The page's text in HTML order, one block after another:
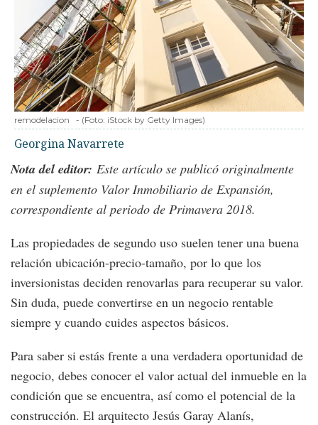
remodelacion - (Foto: iStock by Getty Images)
Georgina Navarrete
Nota del editor: Este artículo se publicó originalmente
en el suplemento Valor Inmobiliario de Expansión,
correspondiente al periodo de Primavera 2018.
Las propiedades de segundo uso suelen tener una buena
relación ubicación-precio-tamaño, por lo que los
inversionistas deciden renovarlas para recuperar su valor.
Sin duda, puede convertirse en un negocio rentable
siempre y cuando cuides aspectos básicos.
Para saber si estás frente a una verdadera oportunidad de
negocio, debes conocer el valor actual del inmueble en la
condición que se encuentra, así como el potencial de la
construcción. El arquitecto Jesús Garay Alanís,